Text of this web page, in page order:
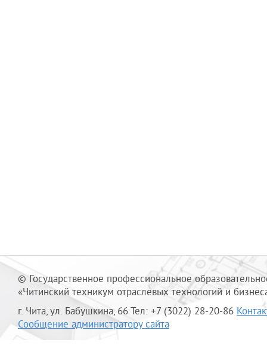
© Государственное профессиональное
«Читинский техникум отраслевых технологий и
г. Чита, ул. Бабушкина, 66 Тел: +7 (3022) 28-20-86
Сообщение администратору сайта